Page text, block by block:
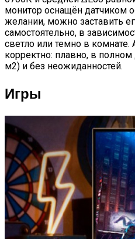
монитор оснащён датчиком
желании, можно заставить
самостоятельно, в
светло или темно в комнате.
корректно: плавно, в
м2) и без неожиданностей.
Игры